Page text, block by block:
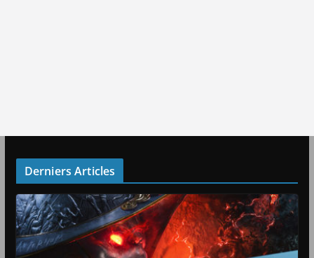
Derniers Articles